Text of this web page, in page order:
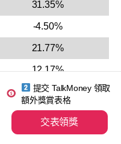
31.35%
-4.50%
21.77%
12.17%
1.31%
13.55%
32.39%
提交 TalkMoney 領取
額外獎賞表格
交表領獎